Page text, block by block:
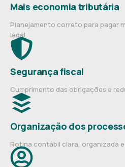
Mais economia tributária
Planejamento correto para pagar
legal.
Segurança fiscal
Cumprimento das obrigações e
Organização dos
Rotina contábil clara, organizada